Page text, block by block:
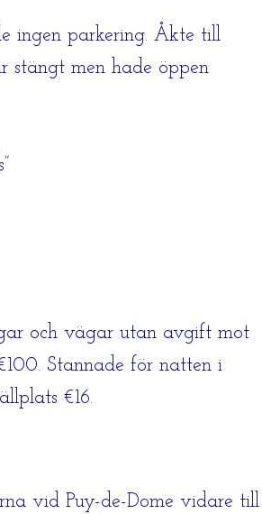
ingen parkering. Åkte till
stängt men hade öppen
och vägar utan avgift mot
Stannade för natten i
€16.
vid Puy-de-Dome vidare till